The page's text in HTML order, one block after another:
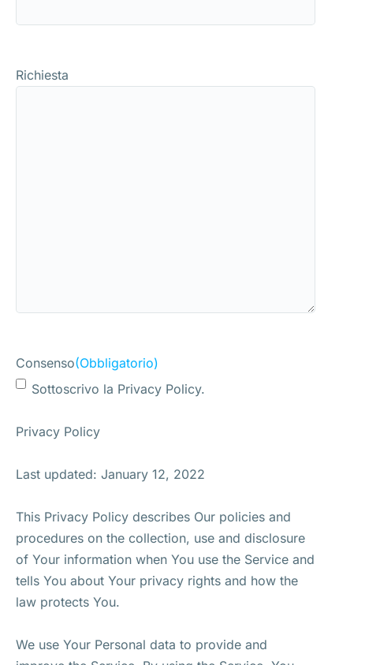
Richiesta
Consenso(Obbligatorio)
Sottoscrivo la Privacy Policy.
Privacy Policy
Last updated: January 12, 2022
This Privacy Policy describes Our policies and
procedures on the collection, use and disclosure
of Your information when You use the Service and
tells You about Your privacy rights and how the
law protects You.
We use Your Personal data to provide and